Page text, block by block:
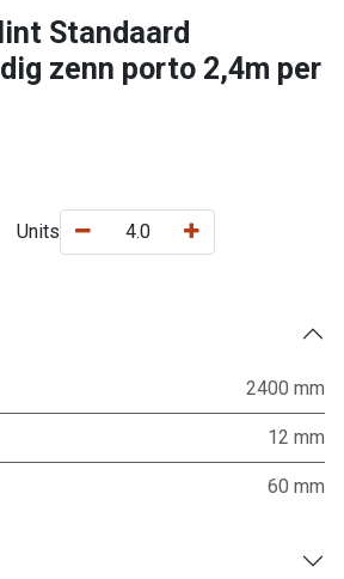
Standaard
zenn porto 2,4m per
Units
2400 mm
12 mm
60 mm